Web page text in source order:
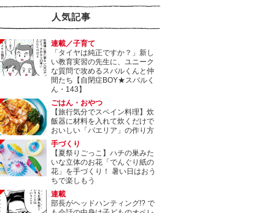
人気記事
連載／子育て
「タイヤは純正ですか？」新し
い教育実習の先生に、ユニーク
な質問で攻めるスバルくんと仲
間たち【自閉症BOY★スバルく
ん・143】
ごはん・おやつ
【旅行気分でスペイン料理】炊
飯器に材料を入れて炊くだけで
おいしい「パエリア」の作り方
手づくり
【夏祭りごっこ】ハチの巣みた
いな立体のお花「でんぐり紙の
花」を手づくり！ 暑い日はおう
ちで楽しもう
連載
部長がヘッドハンティング!? で